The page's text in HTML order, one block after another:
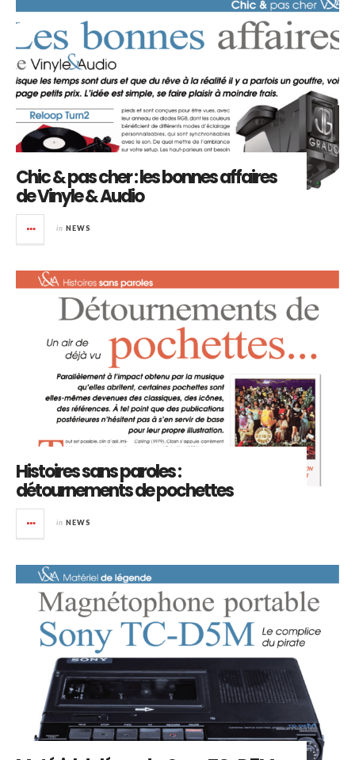
Chic & pas cher : les bonnes affaires
de Vinyle & Audio
in NEWS
Histoires sans paroles :
détournements de pochettes
in NEWS